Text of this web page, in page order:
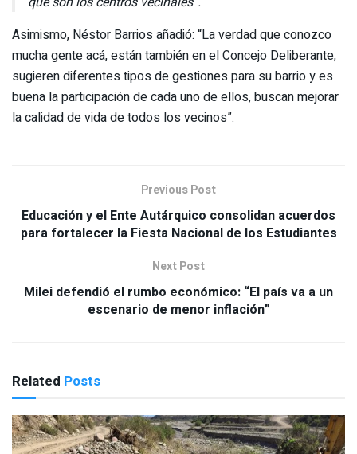
Asimismo, Néstor Barrios añadió: “La verdad que conozco
mucha gente acá, están también en el Concejo Deliberante,
sugieren diferentes tipos de gestiones para su barrio y es
buena la participación de cada uno de ellos, buscan mejorar
la calidad de vida de todos los vecinos”.
Previous Post
Educación y el Ente Autárquico consolidan acuerdos
para fortalecer la Fiesta Nacional de los Estudiantes
Next Post
Milei defendió el rumbo económico: “El país va a un
escenario de menor inflación”
Related Posts